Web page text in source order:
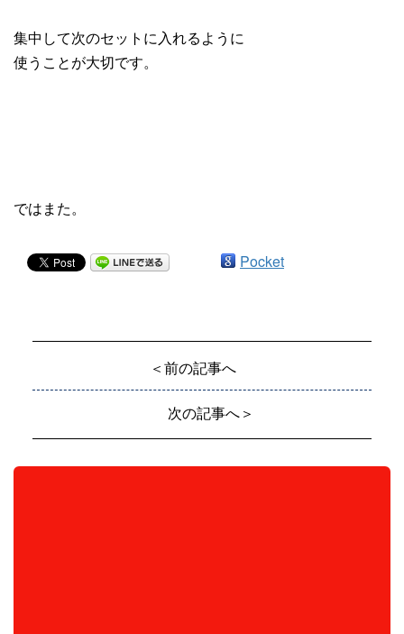
集中して次のセットに入れるように
使うことが大切です。
ではまた。
Pocket
＜前の記事へ
次の記事へ＞